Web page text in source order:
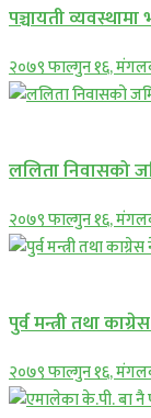
पञ्चायती
२०७९ फाल्गुन १६,
ललिता निवासको
२०७९ फाल्गुन १६,
पुर्व मन्त्री तथा
२०७९ फाल्गुन १६,